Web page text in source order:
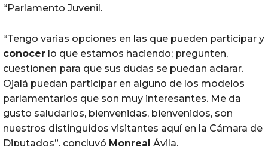
“Parlamento Juvenil.
“Tengo varias opciones en las que pueden participar y
conocer lo que estamos haciendo; pregunten,
cuestionen para que sus dudas se puedan aclarar.
Ojalá puedan participar en alguno de los modelos
parlamentarios que son muy interesantes. Me da
gusto saludarlos, bienvenidas, bienvenidos, son
nuestros distinguidos visitantes aquí en la Cámara de
Diputados”, concluyó Monreal Ávila.